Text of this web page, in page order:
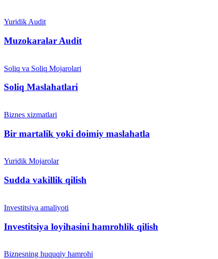
Yuridik Audit
Muzokaralar Audit
Soliq va Soliq Mojarolari
Soliq Maslahatlari
Biznes xizmatlari
Bir martalik yoki doimiy maslahatla
Yuridik Mojarolar
Sudda vakillik qilish
Investitsiya amaliyoti
Investitsiya loyihasini hamrohlik qilish
Biznesning huquqiy hamrohi